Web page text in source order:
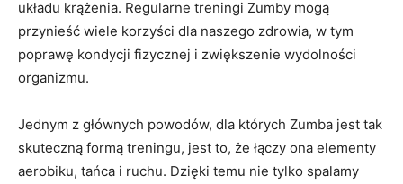
układu krążenia. Regularne treningi Zumby mogą
przynieść wiele korzyści dla naszego zdrowia, w tym
poprawę kondycji fizycznej i zwiększenie wydolności
organizmu.
Jednym z głównych powodów, dla których Zumba jest tak
skuteczną formą treningu, jest to, że łączy ona elementy
aerobiku, tańca i ruchu. Dzięki temu nie tylko spalamy